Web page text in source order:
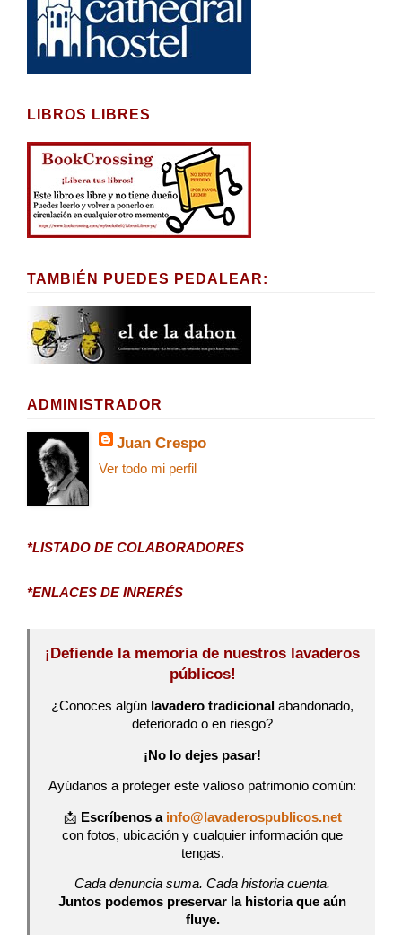
LIBROS LIBRES
TAMBIÉN PUEDES PEDALEAR:
ADMINISTRADOR
Juan Crespo
Ver todo mi perfil
*LISTADO DE COLABORADORES
*ENLACES DE INRERÉS
¡Defiende la memoria de nuestros lavaderos
públicos!
¿Conoces algún lavadero tradicional abandonado,
deteriorado o en riesgo?
¡No lo dejes pasar!
Ayúdanos a proteger este valioso patrimonio común:
📩 Escríbenos a info@lavaderospublicos.net
con fotos, ubicación y cualquier información que
tengas.
Cada denuncia suma. Cada historia cuenta.
Juntos podemos preservar la historia que aún
fluye.